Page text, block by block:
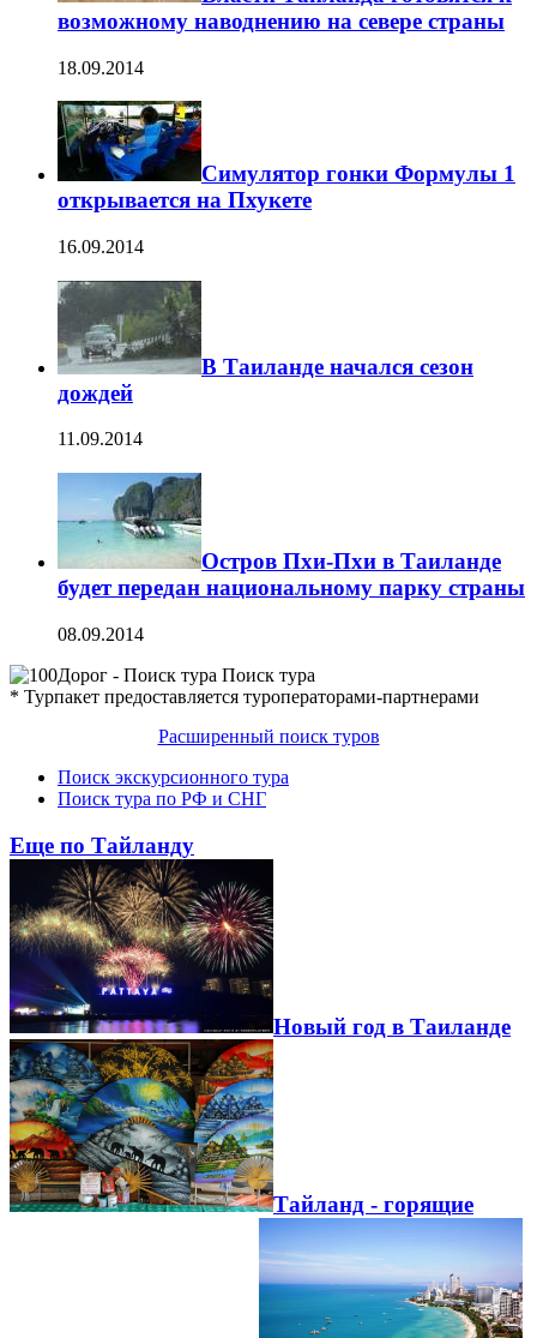
возможному наводнению на севере страны
18.09.2014
Симулятор гонки Формулы 1
открывается на Пхукете
16.09.2014
В Таиланде начался сезон
дождей
11.09.2014
Остров Пхи-Пхи в Таиланде
будет передан национальному парку страны
08.09.2014
Поиск тура
* Турпакет предоставляется туроператорами-партнерами
Расширенный поиск туров
Поиск экскурсионного тура
Поиск тура по РФ и СНГ
Еще по Тайланду
Новый год в Таиланде
Тайланд - горящие